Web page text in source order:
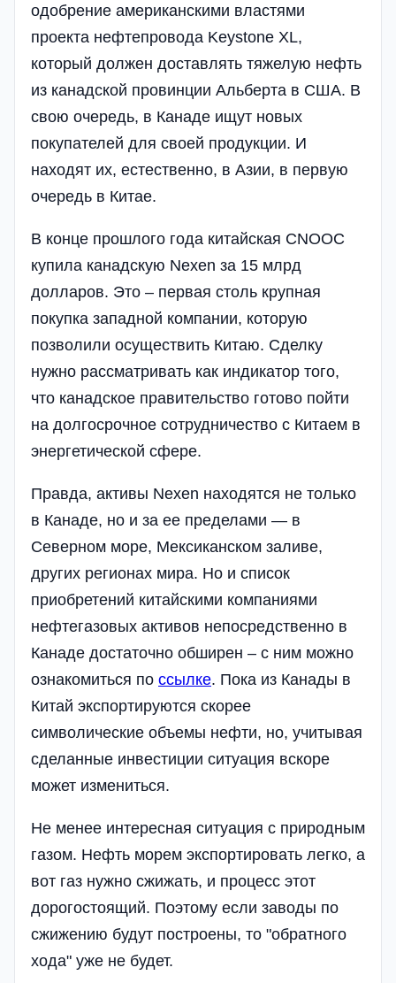
одобрение американскими властями
проекта нефтепровода Keystone XL,
который должен доставлять тяжелую нефть
из канадской провинции Альберта в США. В
свою очередь, в Канаде ищут новых
покупателей для своей продукции. И
находят их, естественно, в Азии, в первую
очередь в Китае.
В конце прошлого года китайская CNOOC
купила канадскую Nexen за 15 млрд
долларов. Это – первая столь крупная
покупка западной компании, которую
позволили осуществить Китаю. Сделку
нужно рассматривать как индикатор того,
что канадское правительство готово пойти
на долгосрочное сотрудничество с Китаем в
энергетической сфере.
Правда, активы Nexen находятся не только
в Канаде, но и за ее пределами — в
Северном море, Мексиканском заливе,
других регионах мира. Но и список
приобретений китайскими компаниями
нефтегазовых активов непосредственно в
Канаде достаточно обширен – с ним можно
ознакомиться по ссылке. Пока из Канады в
Китай экспортируются скорее
символические объемы нефти, но, учитывая
сделанные инвестиции ситуация вскоре
может измениться.
Не менее интересная ситуация с природным
газом. Нефть морем экспортировать легко, а
вот газ нужно сжижать, и процесс этот
дорогостоящий. Поэтому если заводы по
сжижению будут построены, то "обратного
хода" уже не будет.